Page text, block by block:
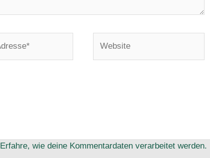
Erfahre, wie deine Kommentardaten verarbeitet werden.